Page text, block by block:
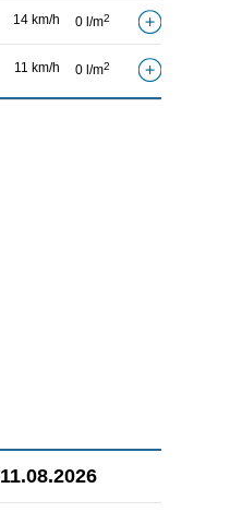
14 km/h 0 l/m2
11 km/h 0 l/m2
11.08.2026